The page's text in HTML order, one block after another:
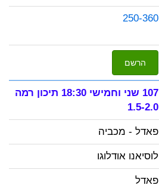
250-360
הרשם
107 שני וחמישי 18:30 תיכון רמה
1.5-2.0
פאדל - מכביה
לוסיאנו אודלוגו
פאדל